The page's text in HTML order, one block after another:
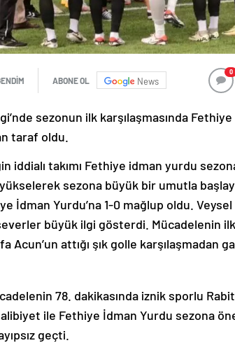
ABONE OL News
0
sezonun ilk karşılaşmasında
taraf oldu.
iddialı takımı Fethiye idman yurdu
sezona büyük bir umutla
İdman Yurdu’na 1-0 mağlup oldu.
büyük ilgi gösterdi. Mücadelenin
Acun’un attığı şık golle karşılaşmadan
78. dakikasında iznik sporlu Rabit
ile Fethiye İdman Yurdu sezona
geçti.